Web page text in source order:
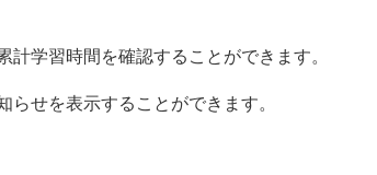
学習時間を確認することができます。
らせを表示することができます。